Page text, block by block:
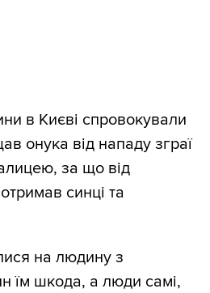
в Києві спровокували
онука від нападу зграї
за що від
синці та
на людину з
їм шкода, а люди самі,